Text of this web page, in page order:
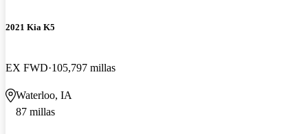
2021 Kia K5
EX FWD 105,797 millas
Waterloo, IA
87 millas